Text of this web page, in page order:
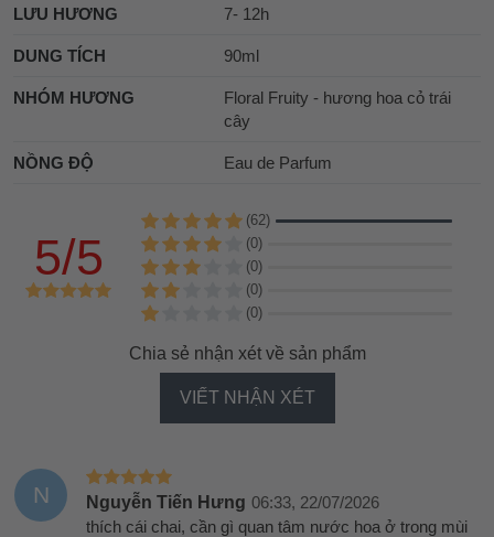
LƯU HƯƠNG 7- 12h
DUNG TÍCH 90ml
NHÓM HƯƠNG
Floral Fruity - hương hoa cỏ trái
cây
NỒNG ĐỘ Eau de Parfum
5/5
(62)
(0)
(0)
(0)
(0)
Chia sẻ nhận xét về sản phẩm
VIẾT NHẬN XÉT
N Nguyễn Tiến Hưng 06:33, 22/07/2026
thích cái chai, cần gì quan tâm nước hoa ở trong mùi